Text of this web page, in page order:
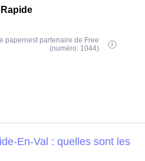
papernest partenaire de Free
(numéro: 1044)
En-Val : quelles sont les